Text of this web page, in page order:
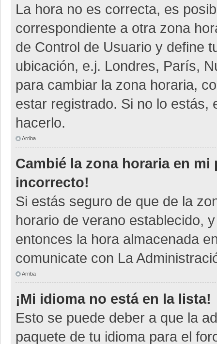
La hora no es correcta, es
correspondiente a otra zona
de Control de Usuario y define
ubicación, e.j. Londres, París,
para cambiar la zona horaria,
estar registrado. Si no lo estás,
hacerlo.
Arriba
Cambié la zona horaria en
incorrecto!
Si estás seguro de que de la
horario de verano establecido,
entonces la hora almacenada
comunicate con La
Arriba
¡Mi idioma no está en la lista!
Esto se puede deber a que la
paquete de tu idioma para el